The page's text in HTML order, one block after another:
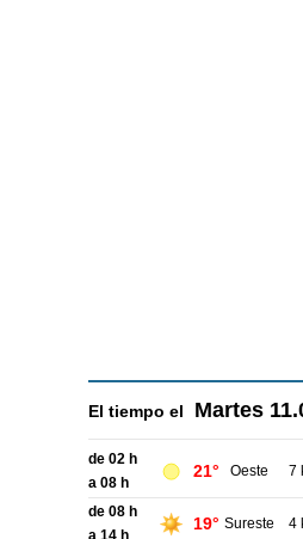
El tiempo el Martes
de 02 h
a 08 h
21° Oeste 7
de 08 h
19° Sureste 4